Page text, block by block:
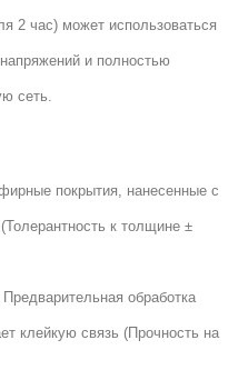
2 час) может использоваться
и полностью
сеть.
покрытия, нанесенные с
к толщине ±
обработка
клейкую связь (Прочность на